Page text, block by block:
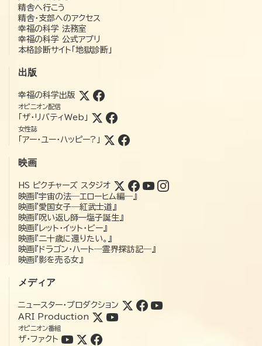
精舎へ行こう
精舎・支部へのアクセス
幸福の科学 法務室
幸福の科学 公式アプリ
本格診断サイト「地獄診断」
出版
幸福の科学出版
オピニオン配信
「ザ・リバティWeb」
女性誌
「アー・ユー・ハッピー?」
映画
HS ピクチャーズ スタジオ
映画『宇宙の法―エローヒム編―』
映画『愛国女子―紅武士道』
映画『呪い返し師—塩子誕生』
映画『レット・イット・ビー』
映画『二十歳に還りたい。』
映画『ドラゴン・ハート―霊界探訪記―』
映画『影を売る女』
メディア
ニュースター・プロダクション
ARI Production
オピニオン番組
ザ・ファクト